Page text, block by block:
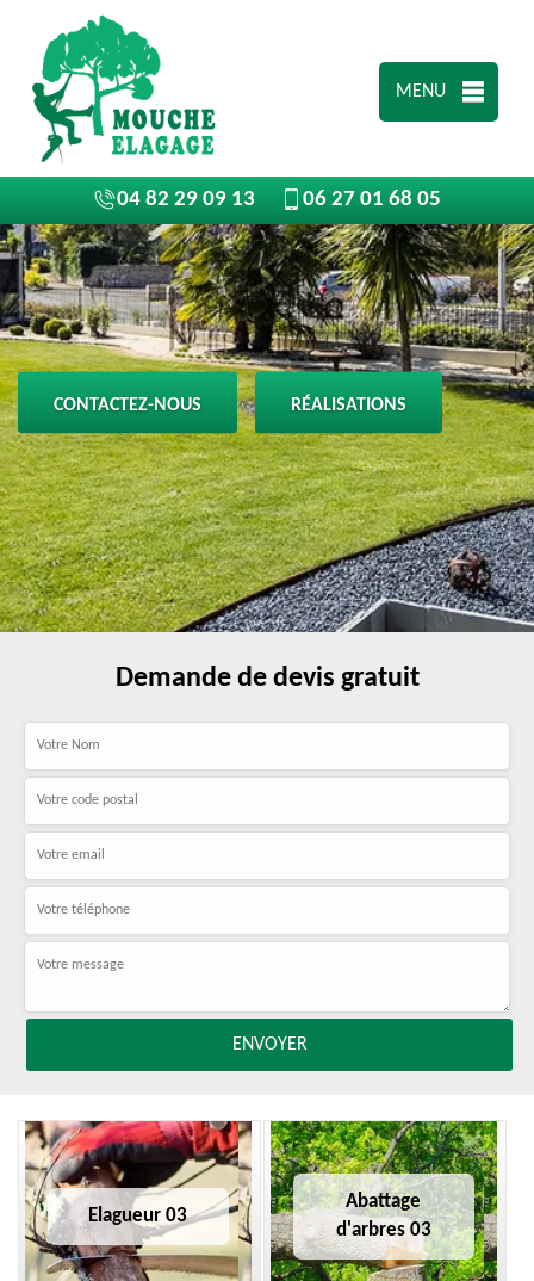
MENU
04 82 29 09 13 06 27 01 68 05
CONTACTEZ-NOUS RÉALISATIONS
Demande de devis gratuit
Elagueur 03
Abattage
d'arbres 03